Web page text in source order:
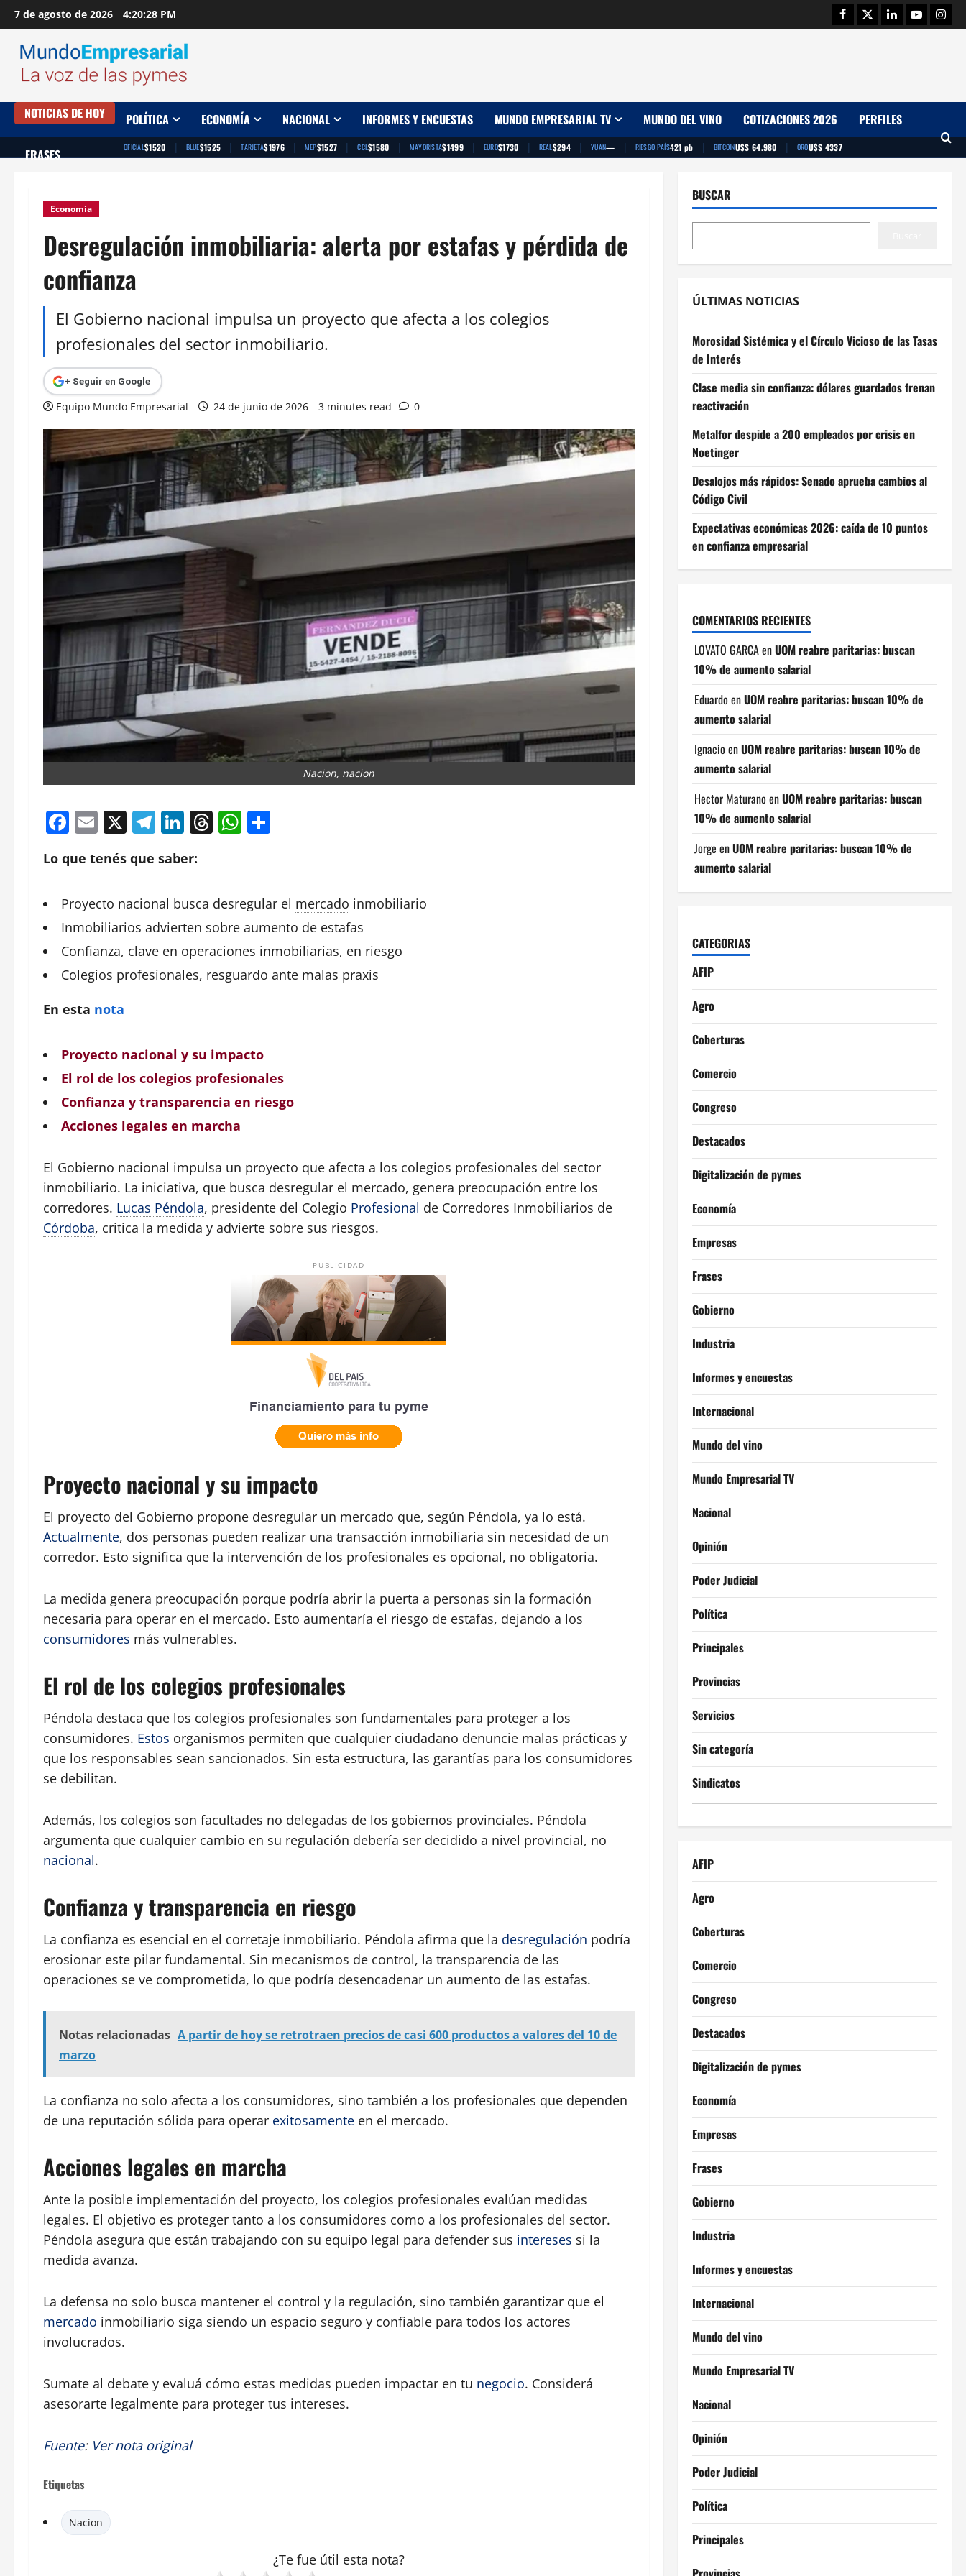
Saltar
al
contenido
7 de agosto de 2026 4:20:29 PM Facebook
TwitterLinkedinYoutube
NOTICIAS DE HOY POLÍTICA ECONOMÍA NACIONAL INFORMES Y ENCUESTAS MUNDO EMPRESARIAL TV MUNDO DEL VINO COTIZACIONES 2026 PERFILES
FRASES OFICIAL$1520 | BLUE$1525 | TARJETA$1976 | MEP$1527 | CCL$1580 | MAYORISTA$1499 | EURO$1730 | REAL$294 | YUAN— | RIESGO PAÍS421 pb | BITCOINU$S 64.980 | OROU$S 4337
Economía
Desregulación inmobiliaria: alerta por estafas y pérdida de
confianza
El Gobierno nacional impulsa un proyecto que afecta a los colegios
profesionales del sector inmobiliario.
+ Seguir en Google
Equipo Mundo Empresarial 24 de junio de 2026 3 minutes read 0
Nacion, nacion
Facebook
Email
X Telegram
LinkedIn
Threads
WhatsApp
Lo que tenés que saber:
Proyecto nacional busca desregular el mercado inmobiliario
Inmobiliarios advierten sobre aumento de estafas
Confianza, clave en operaciones inmobiliarias, en riesgo
Colegios profesionales, resguardo ante malas praxis
En esta nota
Proyecto nacional y su impacto
El rol de los colegios profesionales
Confianza y transparencia en riesgo
Acciones legales en marcha
El Gobierno nacional impulsa un proyecto que afecta a los colegios profesionales del sector
inmobiliario. La iniciativa, que busca desregular el mercado, genera preocupación entre los
corredores. Lucas Péndola, presidente del Colegio Profesional de Corredores Inmobiliarios de
Córdoba, critica la medida y advierte sobre sus riesgos.
PUBLICIDAD
Proyecto nacional y su impacto
El proyecto del Gobierno propone desregular un mercado que, según Péndola, ya lo está.
Actualmente, dos personas pueden realizar una transacción inmobiliaria sin necesidad de un
corredor. Esto significa que la intervención de los profesionales es opcional, no obligatoria.
La medida genera preocupación porque podría abrir la puerta a personas sin la formación
necesaria para operar en el mercado. Esto aumentaría el riesgo de estafas, dejando a los
consumidores más vulnerables.
El rol de los colegios profesionales
Péndola destaca que los colegios profesionales son fundamentales para proteger a los
consumidores. Estos organismos permiten que cualquier ciudadano denuncie malas prácticas y
que los responsables sean sancionados. Sin esta estructura, las garantías para los consumidores
se debilitan.
Además, los colegios son facultades no delegadas de los gobiernos provinciales. Péndola
argumenta que cualquier cambio en su regulación debería ser decidido a nivel provincial, no
nacional.
Confianza y transparencia en riesgo
La confianza es esencial en el corretaje inmobiliario. Péndola afirma que la desregulación podría
erosionar este pilar fundamental. Sin mecanismos de control, la transparencia de las
operaciones se ve comprometida, lo que podría desencadenar un aumento de las estafas.
Notas relacionadas A partir de hoy se retrotraen precios de casi 600 productos a valores del 10 de
marzo
La confianza no solo afecta a los consumidores, sino también a los profesionales que dependen
de una reputación sólida para operar exitosamente en el mercado.
Acciones legales en marcha
Ante la posible implementación del proyecto, los colegios profesionales evalúan medidas
legales. El objetivo es proteger tanto a los consumidores como a los profesionales del sector.
Péndola asegura que están trabajando con su equipo legal para defender sus intereses si la
medida avanza.
La defensa no solo busca mantener el control y la regulación, sino también garantizar que el
mercado inmobiliario siga siendo un espacio seguro y confiable para todos los actores
involucrados.
Sumate al debate y evaluá cómo estas medidas pueden impactar en tu negocio. Considerá
asesorarte legalmente para proteger tus intereses.
Fuente: Ver nota original
Etiquetas
Nacion
¿Te fue útil esta nota?
BUSCAR
ÚLTIMAS NOTICIAS
Morosidad Sistémica y el Círculo Vicioso de las Tasas
de Interés
Clase media sin confianza: dólares guardados frenan
reactivación
Metalfor despide a 200 empleados por crisis en
Noetinger
Desalojos más rápidos: Senado aprueba cambios al
Código Civil
Expectativas económicas 2026: caída de 10 puntos
en confianza empresarial
COMENTARIOS RECIENTES
LOVATO GARCAenUOM reabre paritarias: buscan
10% de aumento salarial
Eduardo enUOM reabre paritarias: buscan 10% de
aumento salarial
Ignacio enUOM reabre paritarias: buscan 10% de
aumento salarial
Hector Maturano enUOM reabre paritarias: buscan
10% de aumento salarial
Jorge enUOM reabre paritarias: buscan 10% de
aumento salarial
CATEGORIAS
AFIP
Agro
Coberturas
Comercio
Congreso
Destacados
Digitalización de pymes
Economía
Empresas
Frases
Gobierno
Industria
Informes y encuestas
Internacional
Mundo del vino
Mundo Empresarial TV
Nacional
Opinión
Poder Judicial
Política
Principales
Provincias
Servicios
Sin categoría
Sindicatos
AFIP
Agro
Coberturas
Comercio
Congreso
Destacados
Digitalización de pymes
Economía
Empresas
Frases
Gobierno
Industria
Informes y encuestas
Internacional
Mundo del vino
Mundo Empresarial TV
Nacional
Opinión
Poder Judicial
Política
Principales